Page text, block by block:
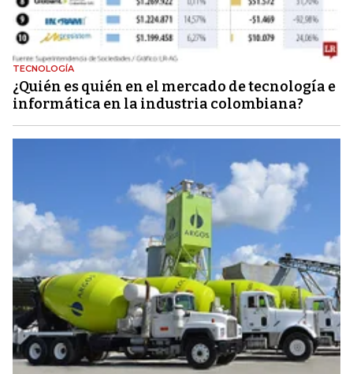
TECNOLOGÍA
¿Quién es quién en el mercado de tecnología e
informática en la industria colombiana?